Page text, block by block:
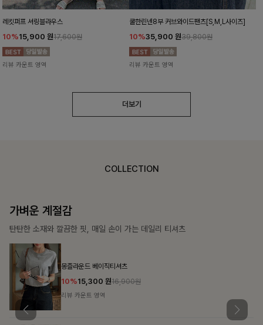
레킷퍼프 셔링블라우스
10%15,900 원17,600원
리뷰 카운트 영역
쿨한린넨8부 커브와이드팬츠[S,M,L사이즈]
10%35,900 원39,800원
리뷰 카운트 영역
더보기
COLLECTION
가장 쉬운 코디
특별한 날부터 일상까지 함께하는 룩